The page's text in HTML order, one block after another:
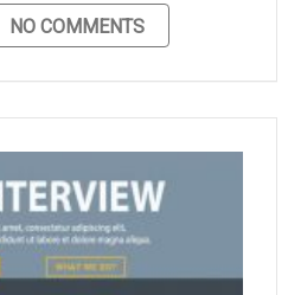
exporter, importer,
yang berlokasi di Batu
NO COMMENTS